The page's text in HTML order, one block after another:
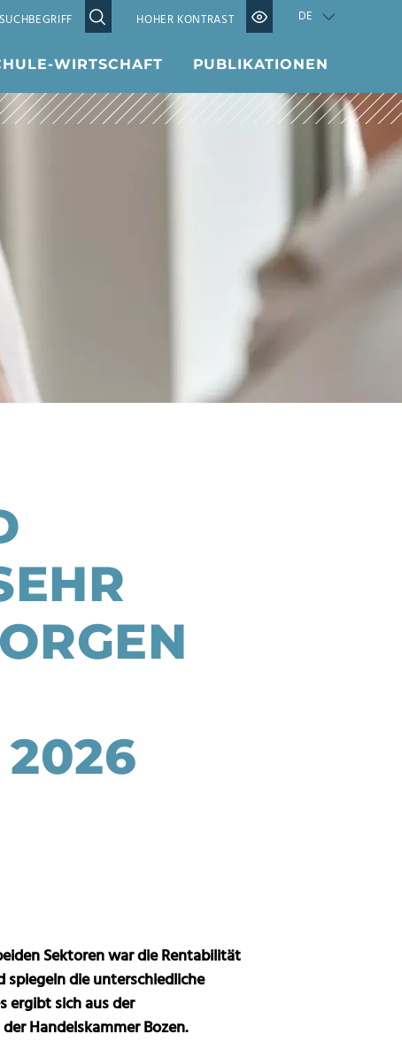
HOHER KONTRAST DE
WIRTSCHAFT PUBLIKATIONEN
2026
Sektoren war die Rentabilität
die unterschiedliche
ergibt sich aus der
Handelskammer Bozen.